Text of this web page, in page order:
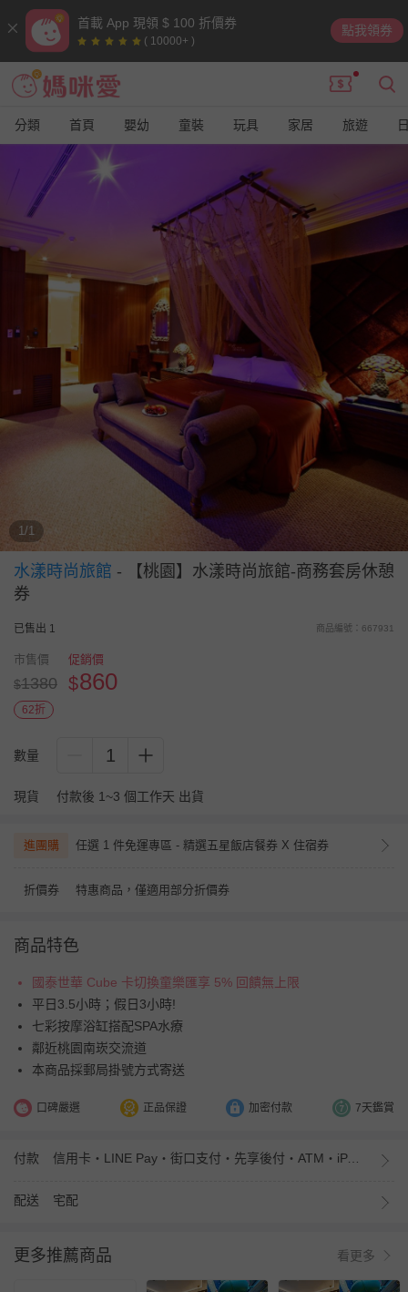
首載 App 現領 $ 100 折價券
( 10000+ )
點我領券
分類 首頁 嬰幼 童裝 玩具 家居 旅遊
1/1
水漾時尚旅館 - 【桃園】水漾時尚旅館-商務套房休憩
券
已售出 1 商品編號：667931
市售價
$1380
促銷價
$860
62折
數量 1
現貨 付款後 1~3 個工作天 出貨
進團購 任選 1 件免運專區 - 精選五星飯店餐券 X 住宿券
折價券 特惠商品，僅適用部分折價券
商品特色
國泰世華 Cube 卡切換童樂匯享 5% 回饋無上限
平日3.5小時；假日3小時!
七彩按摩浴缸搭配SPA水療
鄰近桃園南崁交流道
本商品採郵局掛號方式寄送
口碑嚴選 正品保證 加密付款 7天鑑賞
付款 信用卡・LINE Pay・街口支付・先享後付・ATM・iPASS MONEY
配送 宅配
更多推薦商品 看更多